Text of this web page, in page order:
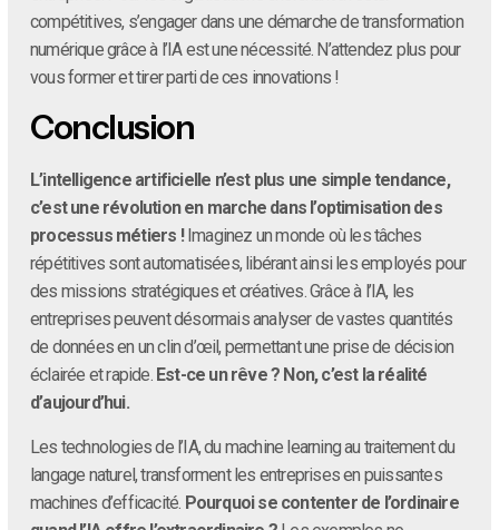
compétitives, s’engager dans une démarche de transformation
numérique grâce à l’IA est une nécessité. N’attendez plus pour
vous former et tirer parti de ces innovations !
Conclusion
L’intelligence artificielle n’est plus une simple tendance,
c’est une révolution en marche dans l’optimisation des
processus métiers !Imaginez un monde où les tâches
répétitives sont automatisées, libérant ainsi les employés pour
des missions stratégiques et créatives. Grâce à l’IA, les
entreprises peuvent désormais analyser de vastes quantités
de données en un clin d’œil, permettant une prise de décision
éclairée et rapide. Est-ce un rêve ? Non, c’est la réalité
d’aujourd’hui.
Les technologies de l’IA, du machine learning au traitement du
langage naturel, transforment les entreprises en puissantes
machines d’efficacité. Pourquoi se contenter de l’ordinaire